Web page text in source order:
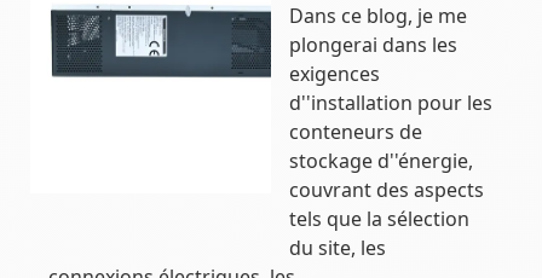
Dans ce blog, je me
plongerai dans les
exigences
d''installation pour les
conteneurs de
stockage d''énergie,
couvrant des aspects
tels que la sélection
du site, les